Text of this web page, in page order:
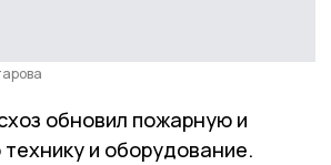
обновил пожарную и
и оборудование.